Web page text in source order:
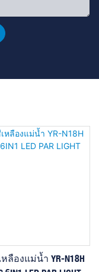
ลืองแม่น้ำ YR-N18H